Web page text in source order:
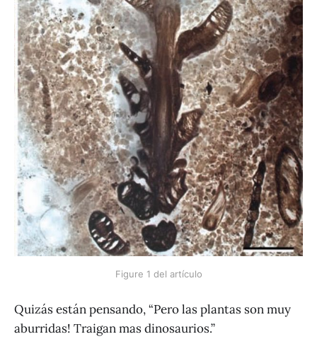
Figure 1 del artículo
Quizás están pensando, “Pero las plantas son muy
aburridas! Traigan mas dinosaurios.”